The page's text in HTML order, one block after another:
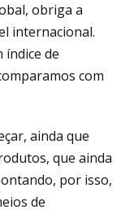
obriga a
internacional.
índice de
com
ainda que
que ainda
por isso,
de